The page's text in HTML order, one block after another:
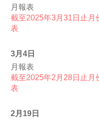
月報表
截至2025年3月31日止月
表
3月4日
月報表
截至2025年2月28日止月
表
2月19日